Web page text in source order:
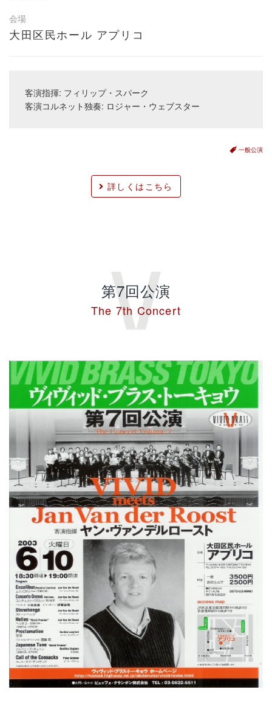
会場
大田区民ホール アプリコ
客演指揮: フィリップ・スパーク
客演コルネット独奏: ロジャー・ウェブスター
一般公演
詳しくはこちら
第7回公演
The 7th Concert